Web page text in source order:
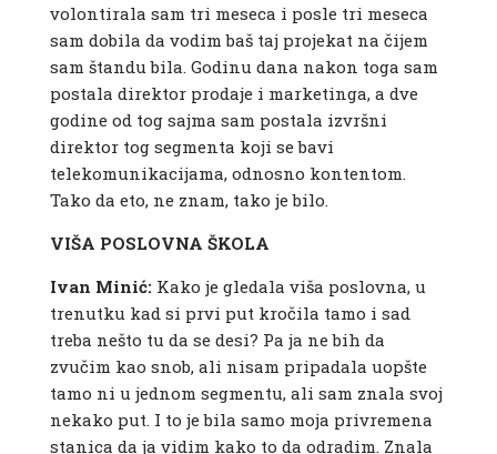
volontirala sam tri meseca i posle tri meseca
sam dobila da vodim baš taj projekat na čijem
sam štandu bila. Godinu dana nakon toga sam
postala direktor prodaje i marketinga, a dve
godine od tog sajma sam postala izvršni
direktor tog segmenta koji se bavi
telekomunikacijama, odnosno kontentom.
Tako da eto, ne znam, tako je bilo.
VIŠA POSLOVNA ŠKOLA
Ivan Minić: Kako je gledala viša poslovna, u
trenutku kad si prvi put kročila tamo i sad
treba nešto tu da se desi? Pa ja ne bih da
zvučim kao snob, ali nisam pripadala uopšte
tamo ni u jednom segmentu, ali sam znala svoj
nekako put. I to je bila samo moja privremena
stanica da ja vidim kako to da odradim. Znala